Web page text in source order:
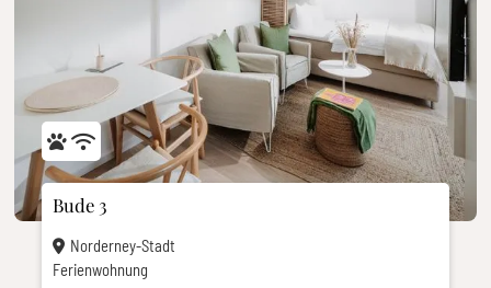
Bude 3
Norderney-Stadt
Ferienwohnung